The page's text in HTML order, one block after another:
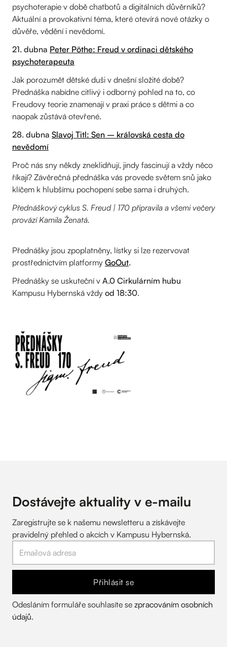
psychoterapie v době chatbotů a digitálních důvěrníků?
Aktuální a provokativní téma, které otevírá nové otázky o
důvěře, vědění i nevědomí.
21. dubna Peter Pöthe: Freud v ordinaci dětského
psychoterapeuta
Jak porozumět dětské duši v dnešní složité době?
Přednáška nabídne citlivý i odborný pohled na to, co
Freudovy teorie znamenají v praxi práce s dětmi a co
naopak zůstává otevřené.
28. dubna Slavoj Titl: Sen – královská cesta do
nevědomí
Proč nás sny někdy zneklidňují, jindy fascinují a vždy něco
říkají? Závěrečná přednáška vás provede světem snů jako
klíčem k hlubšímu pochopení sebe sama i druhých.
Přednáškový cyklus S. Freud | 170 připravila a všemi večery
provází Kamila Ženatá.
Přednášky jsou zpoplatněny, lístky si lze rezervovat
prostřednictvím platformy GoOut.
Přednášky se uskuteční v A.0 Cirkulárním hubu
Kampusu Hybernská vždy od 18:30.
Dostávejte aktuality v e-mailu
Zaregistrujte se k našemu newsletteru a získávejte
pravidelný přehled o akcích v Kampusu Hybernská.
Přihlásit se
Odesláním formuláře souhlasíte se zpracováním osobních
údajů.